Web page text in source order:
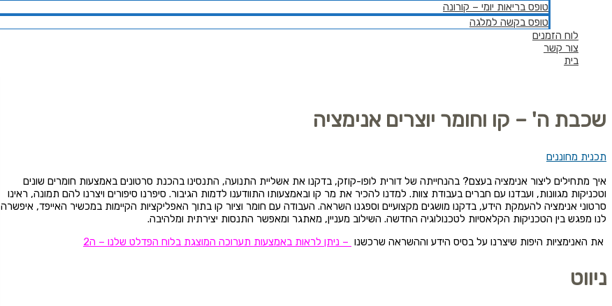
טופס בריאות יומי – קורונה
טופס בקשה למלגה
לוח הזמנים
צור קשר
בית
שכבת ה' – קו וחומר יוצרים אנימציה
תכנית מחוננים
איך מתחילים ליצור אנימציה בעצם? בהנחייתה של דורית לופו-קוזק, בדקנו את אשליית התנועה, התנסינו בהכנת סרטונים באמצעות חומרים שונים
וטכניקות מגוונות, ועבדנו עם חברים בעבודת צוות. למדנו להכיר את מר קו ובאמצעותו התוודענו לדמות הגיבור. סיפרנו סיפורים ויצרנו להם תמונה, ראינו
סרטוני אנימציה להעמקת הידע, בדקנו מושגים מקצועיים וספגנו השראה. העבודה עם חומר וציור קו בתוך האפליקציות הקיימות במכשיר האייפד, איפשרה
לנו מפגש בין הטכניקות הקלאסיות לטכנולוגיה החדשה. השילוב מעניין, מאתגר ומאפשר התנסות יצירתית ומלהיבה.
את האנימציות היפות שיצרנו על בסיס הידע וההשראה שרכשנו – ניתן לראות באמצעות תערוכה המוצגת בלוח הפדלט שלנו – ה2
ניווט